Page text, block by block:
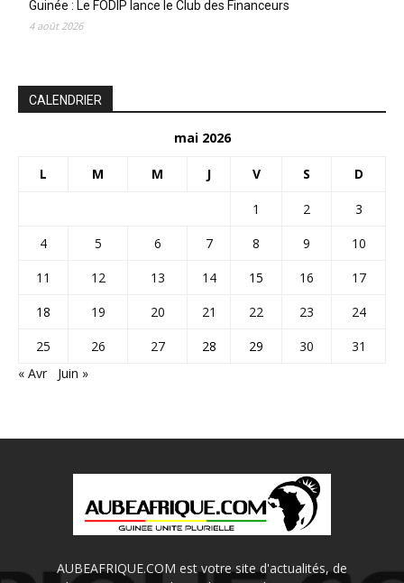
Guinée : Le FODIP lance le Club des Financeurs
4 août 2026
CALENDRIER
mai 2026
L M M J V S D
1 2
3
4
5 6 7 8 9
10
11
12 13 14 15 16
17
18
19 20 21 22 23
24
25
26 27 28 29 30
31
« Avr
Juin »
AUBEAFRIQUE.COM est votre site d'actualités, de